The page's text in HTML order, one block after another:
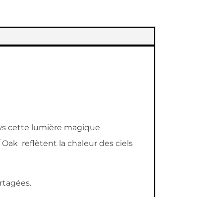
cette lumière magique
reflètent la chaleur des ciels